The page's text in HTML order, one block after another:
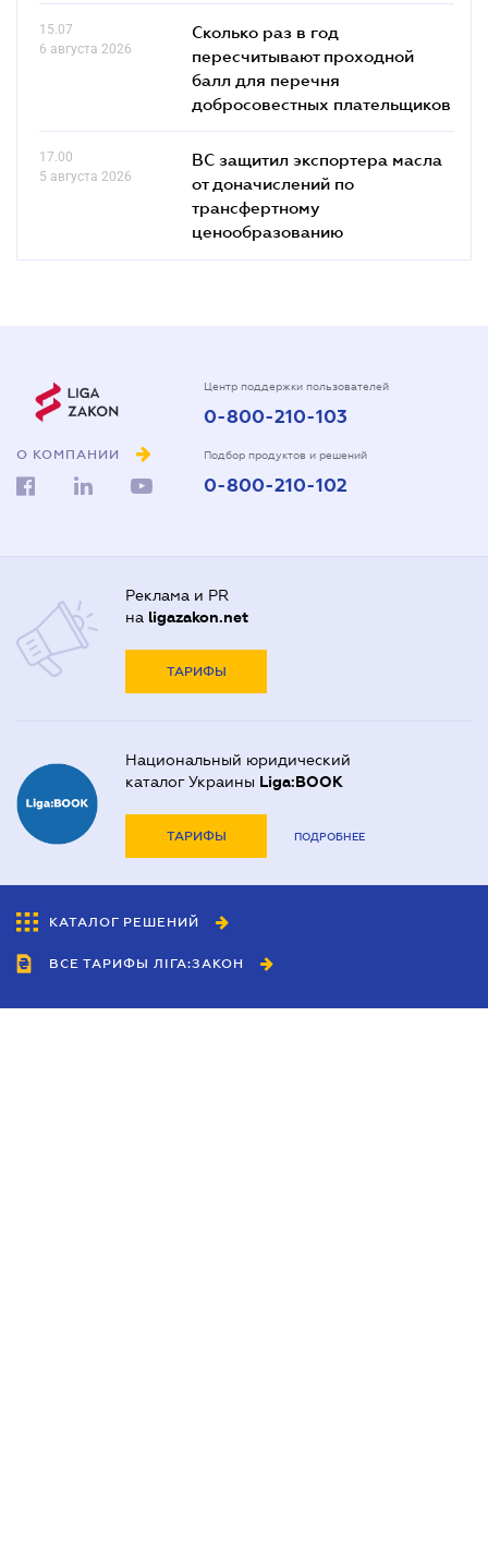
15.07
6 августа 2026
Сколько раз в год
пересчитывают проходной
балл для перечня
добросовестных плательщиков
17.00
5 августа 2026
ВС защитил экспортера масла
от доначислений по
трансфертному
ценообразованию
О КОМПАНИИ
Центр поддержки пользователей
0-800-210-103
Подбор продуктов и решений
0-800-210-102
Реклама и PR
на ligazakon.net
ТАРИФЫ
Национальный юридический
каталог Украины Liga:BOOK
ТАРИФЫ ПОДРОБНЕЕ
КАТАЛОГ РЕШЕНИЙ
ВСЕ ТАРИФЫ ЛІГА:ЗАКОН